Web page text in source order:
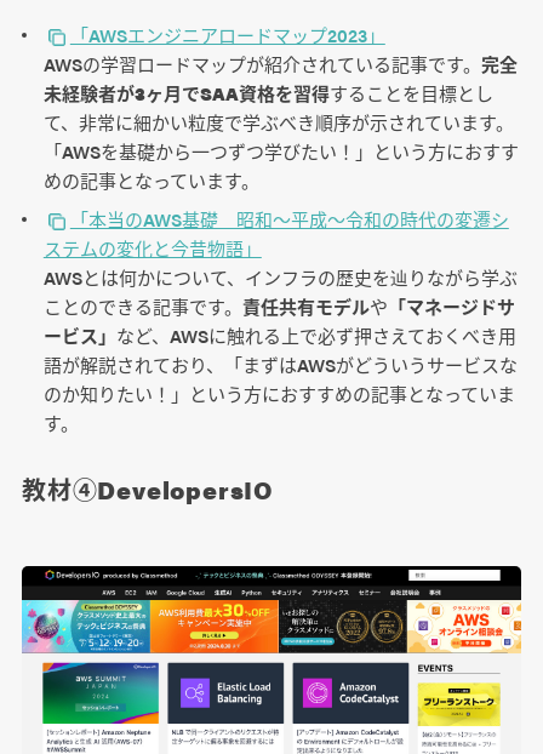
「AWSエンジニアロードマップ2023」
AWSの学習ロードマップが紹介されている記事です。 完全
未経験者が3ヶ月でSAA資格を習得することを目標とし
て、非常に細かい粒度で学ぶべき順序が示されています。
「AWSを基礎から一つずつ学びたい！」という方におすす
めの記事となっています。
「本当のAWS基礎 昭和～平成～令和の時代の変遷シ
ステムの変化と今昔物語」
AWSとは何かについて、インフラの歴史を辿りながら学ぶ
ことのできる記事です。 責任共有モデルや 「マネージドサ
ービス」 など、AWSに触れる上で必ず押さえておくべき用
語が解説されており、「まずはAWSがどういうサービスな
のか知りたい！」という方におすすめの記事となっていま
す。
教材④DevelopersIO